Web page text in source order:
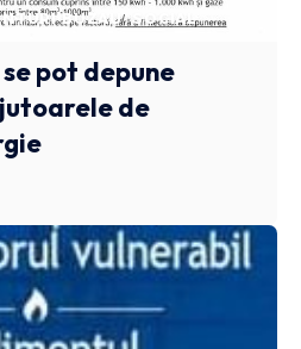
BUZAU SOCIAL
pot depune
de